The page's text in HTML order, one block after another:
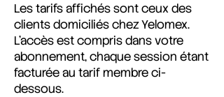
Les tarifs affichés sont ceux des
clients domiciliés chez Yelomex.
L'accès est compris dans votre
abonnement, chaque session étant
facturée au tarif membre ci-
dessous.